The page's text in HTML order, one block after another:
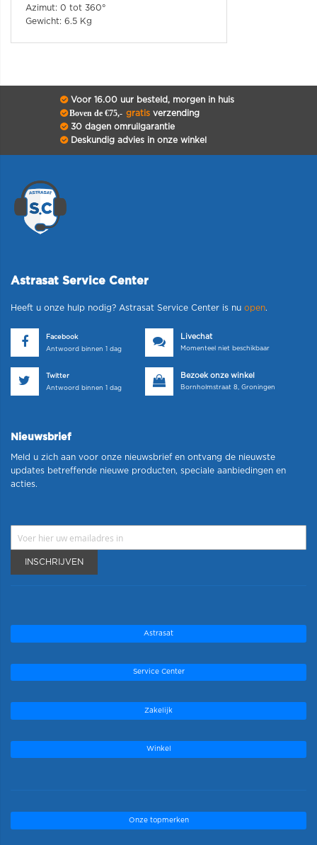
Azimut: 0 tot 360°
Gewicht: 6.5 Kg
Voor 16.00 uur besteld, morgen in huis
Boven de €75,- gratisverzending
30 dagen omruilgarantie
Deskundig advies in onze winkel
Astrasat Service Center
Heeft u onze hulp nodig? Astrasat Service Center is nu open.
Facebook
Antwoord binnen 1 dag
Livechat
Momenteel niet beschikbaar
Twitter
Antwoord binnen 1 dag
Bezoek onze winkel
Bornholmstraat 8, Groningen
Nieuwsbrief
Meld u zich aan voor onze nieuwsbrief en ontvang de nieuwste
updates betreffende nieuwe producten, speciale aanbiedingen en
acties.
INSCHRIJVEN
Astrasat
Service Center
Zakelijk
Winkel
Onze topmerken